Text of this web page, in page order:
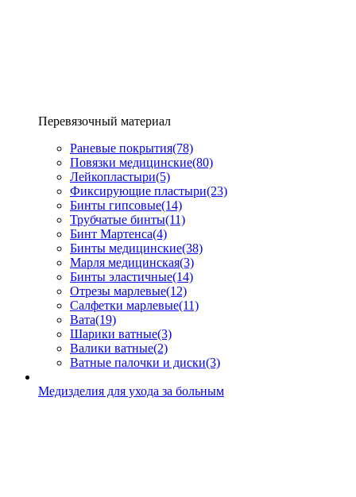
Перевязочный материал
Раневые покрытия(78)
Повязки медицинские(80)
Лейкопластыри(5)
Фиксирующие пластыри(23)
Бинты гипсовые(14)
Трубчатые бинты(11)
Бинт Мартенса(4)
Бинты медицинские(38)
Марля медицинская(3)
Бинты эластичные(14)
Отрезы марлевые(12)
Салфетки марлевые(11)
Вата(19)
Шарики ватные(3)
Валики ватные(2)
Ватные палочки и диски(3)
Медизделия для ухода за больным